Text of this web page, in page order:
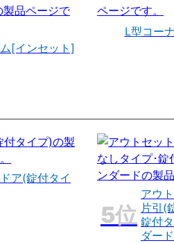
[インセット]
L型コー
ア(錠付タイ
アウ
片引(
錠付
ダード